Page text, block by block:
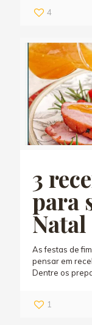
4
3
para
Natal
As festas de
pensar em
Dentre os
1